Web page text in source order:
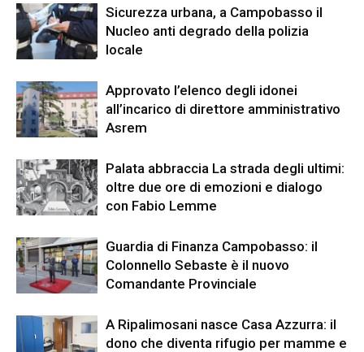
Sicurezza urbana, a Campobasso il
Nucleo anti degrado della polizia
locale
Approvato l’elenco degli idonei
all’incarico di direttore amministrativo
Asrem
Palata abbraccia La strada degli ultimi:
oltre due ore di emozioni e dialogo
con Fabio Lemme
Guardia di Finanza Campobasso: il
Colonnello Sebaste è il nuovo
Comandante Provinciale
A Ripalimosani nasce Casa Azzurra: il
dono che diventa rifugio per mamme e